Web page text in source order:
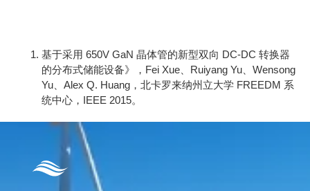
基于采用 650V GaN 晶体管的新型双向 DC-DC 转换器
的分布式储能设备》，Fei Xue、Ruiyang Yu、Wensong
Yu、Alex Q. Huang，北卡罗来纳州立大学 FREEDM 系
统中心，IEEE 2015。